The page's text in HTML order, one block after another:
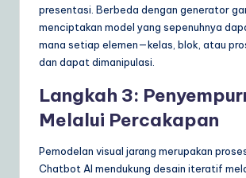
presentasi. Berbeda dengan generator
menciptakan model yang sepenuhnya
mana setiap elemen—kelas, blok, atau
dan dapat dimanipulasi.
Langkah 3:
Melalui Percakapan
Pemodelan visual jarang merupakan
Chatbot AI mendukung desain iteratif